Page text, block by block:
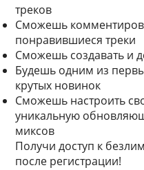
треков
Сможешь
понравившиеся треки
Сможешь создавать и
Будешь одним из
крутых новинок
Сможешь настроить
уникальную
миксов
Получи доступ к
после регистрации!